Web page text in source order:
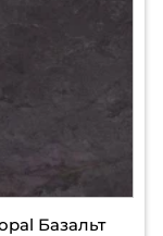
Базальт